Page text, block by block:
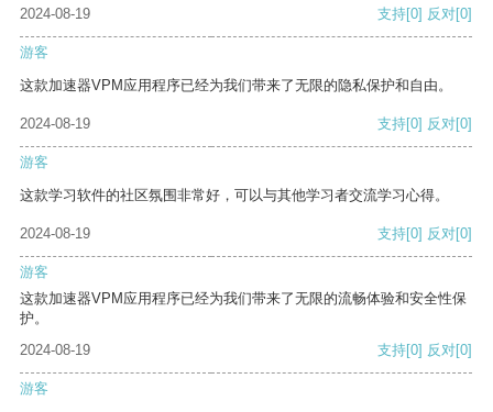
2024-08-19 支持[0] 反对[0]
游客
这款加速器VPM应用程序已经为我们带来了无限的隐私保护和自由。
2024-08-19 支持[0] 反对[0]
游客
这款学习软件的社区氛围非常好，可以与其他学习者交流学习心得。
2024-08-19 支持[0] 反对[0]
游客
这款加速器VPM应用程序已经为我们带来了无限的流畅体验和安全性保
护。
2024-08-19
支持[0] 反对[0]
游客